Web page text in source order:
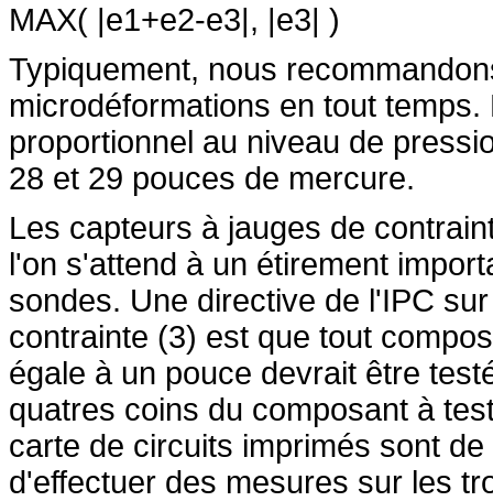
MAX( |e1+e2-e3|, |e3| )
Typiquement, nous
microdéformations en tout
proportionnel au niveau de
28 et 29 pouces de mercure.
Les capteurs à jauges de
l'on s'attend à un étirement
sondes. Une directive de l'IPC
contrainte (3) est que tout
égale à un pouce devrait être
quatres coins du composant à
carte de circuits imprimés sont
d'effectuer des mesures sur les